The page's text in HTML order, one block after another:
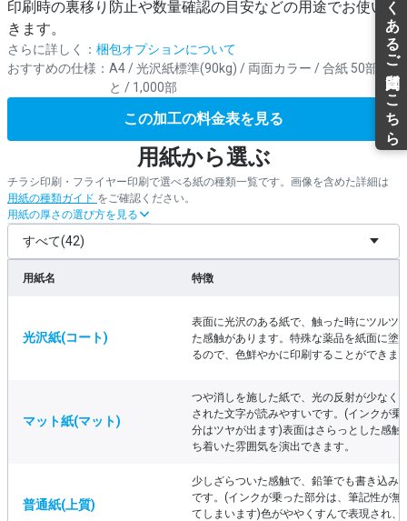
印刷時の裏移り防止や数量確認の目安などの用途でお使いで
きます。
さらに詳しく： 梱包オプションについて
おすすめの仕様： A4 / 光沢紙標準(90kg) / 両面カラー / 合紙 50部ご
と / 1,000部
この加工の料金表を見る
用紙から選ぶ
チラシ印刷・フライヤー印刷で選べる紙の種類一覧です。画像を含めた詳細は
用紙の種類ガイド をご確認ください。
用紙の厚さの選び方を見る
用紙名 特徴
光沢紙(コート)
表面に光沢のある紙で、触った時にツルツ
た感触があります。特殊な薬品を紙面に塗
るので、色鮮やかに印刷することができま
マット紙(マット)
つや消しを施した紙で、光の反射が少なく
された文字が読みやすいです。(インクが乗
分はツヤが出ます)表面はさらっとした感触
ち着いた雰囲気を演出できます。
普通紙(上質)
少しざらついた感触で、鉛筆でも書き込み
です。(インクが乗った部分は、筆記性が無
てしまいます)色がややくすんで表現され、